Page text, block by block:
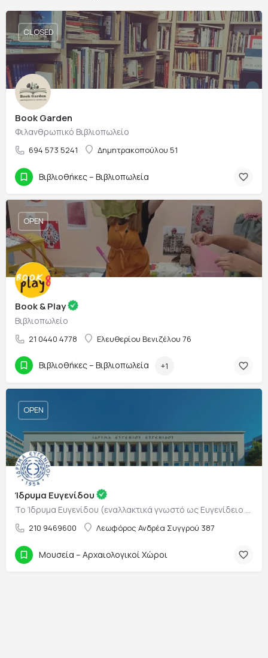
Book Garden
Φιλανθρωπικό Βιβλιοπωλείο
694 573 5241 Δημητρακοπούλου 51
CLOSED
Βιβλιοθήκες – Βιβλιοπωλεία
Book & Play
Βιβλιοπωλείο
21 0440 4778 Ελευθερίου Βενιζέλου 76
OPEN
Βιβλιοθήκες – Βιβλιοπωλεία +1
Ίδρυμα Ευγενίδου
210 9469600 Λεωφόρος Ανδρέα Συγγρού 387
OPEN
Μουσεία – Αρχαιολογικοί Χώροι